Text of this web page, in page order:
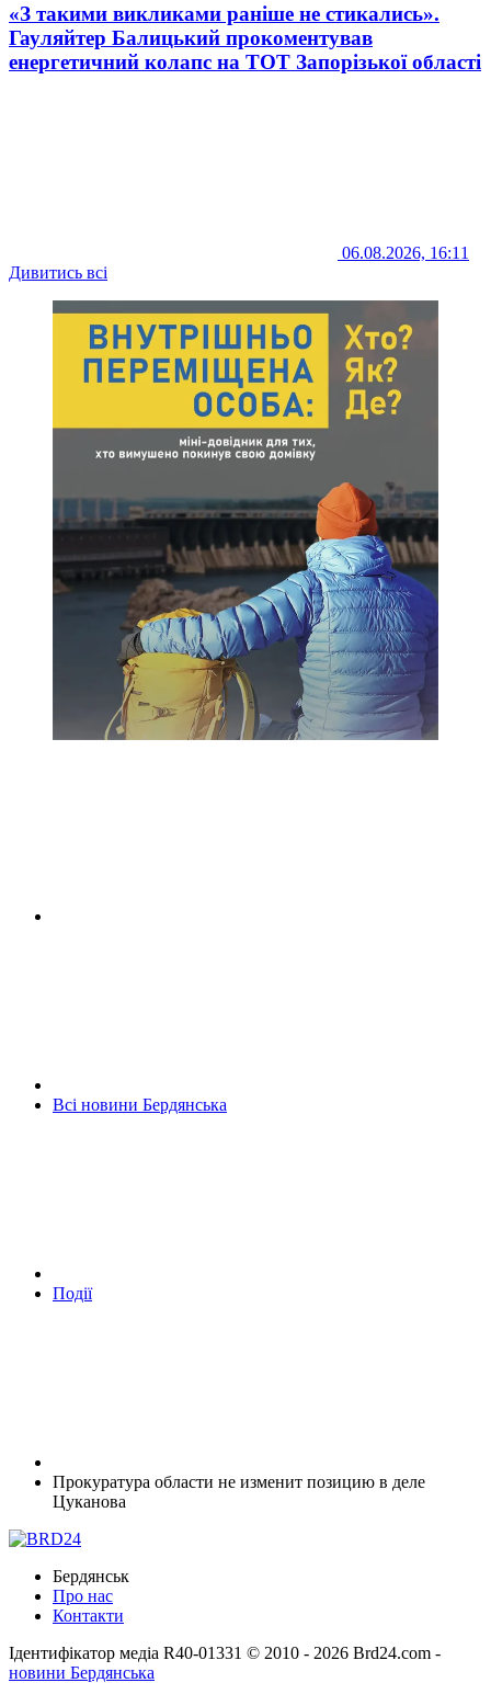
«З такими викликами раніше не стикались».
Гауляйтер Балицький прокоментував
енергетичний колапс на ТОТ Запорізької області
06.08.2026, 16:11
Дивитись всі
Всі новини Бердянська
Події
Прокуратура области не изменит позицию в деле
Цуканова
Бердянськ
Про нас
Контакти
Ідентифікатор медіа R40-01331 © 2010 - 2026 Brd24.com -
новини Бердянська